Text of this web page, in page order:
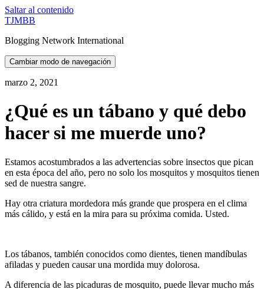
Saltar al contenido
TJMBB
Blogging Network International
Cambiar modo de navegación
marzo 2, 2021
¿Qué es un tábano y qué debo
hacer si me muerde uno?
Estamos acostumbrados a las advertencias sobre insectos que pican
en esta época del año, pero no solo los mosquitos y mosquitos tienen
sed de nuestra sangre.
Hay otra criatura mordedora más grande que prospera en el clima
más cálido, y está en la mira para su próxima comida. Usted.
Los tábanos, también conocidos como dientes, tienen mandíbulas
afiladas y pueden causar una mordida muy dolorosa.
A diferencia de las picaduras de mosquito, puede llevar mucho más